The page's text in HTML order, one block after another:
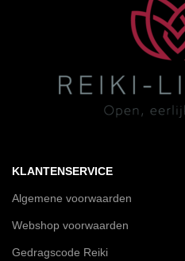
KLANTENSERVICE
Algemene voorwaarden
Webshop voorwaarden
Gedragscode Reiki